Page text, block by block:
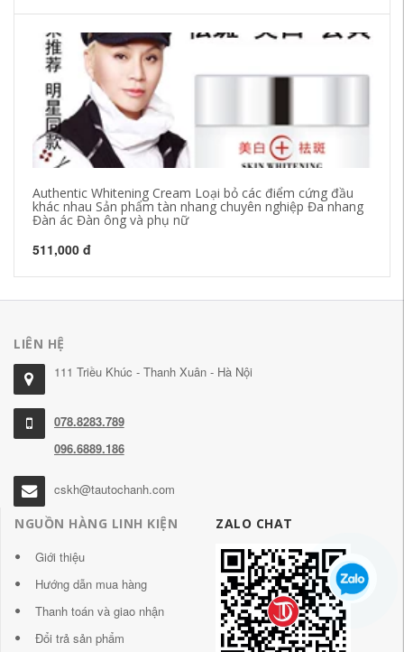
Authentic Whitening Cream Loại bỏ các điểm cứng đầu
khác nhau Sản phẩm tàn nhang chuyên nghiệp Đa nhang
Đàn ác Đàn ông và phụ nữ
511,000 đ
LIÊN HỆ
111 Triều Khúc - Thanh Xuân - Hà Nội
078.8283.789
096.6889.186
cskh@tautochanh.com
NGUỒN HÀNG LINH KIỆN
Giới thiệu
Hướng dẫn mua hàng
Thanh toán và giao nhận
Đổi trả sản phẩm
ZALO CHAT